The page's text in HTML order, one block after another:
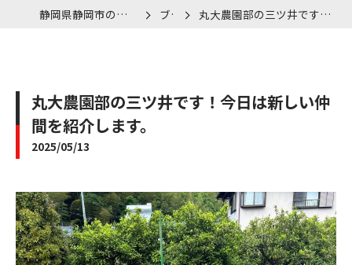
静岡県静岡市の車検なら株式会社丸大石油 ブログ 丸大農園部の三ツ井です！今日は新しい仲間を紹介します。
丸大農園部の三ツ井です！今日は新しい仲
間を紹介します。
2025/05/13